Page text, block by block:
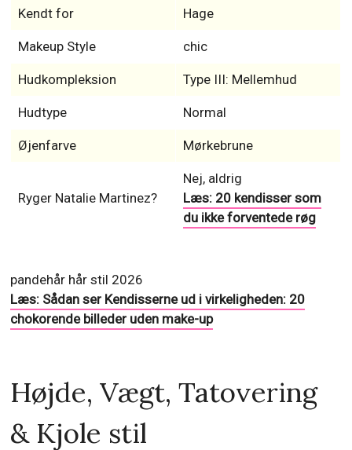
Kendt for Hage
Makeup Style chic
Hudkompleksion Type III: Mellemhud
Hudtype Normal
Øjenfarve Mørkebrune
Ryger Natalie Martinez?
Nej, aldrig
Læs: 20 kendisser som
du ikke forventede røg
pandehår hår stil 2026
Læs: Sådan ser Kendisserne ud i virkeligheden: 20
chokorende billeder uden make-up
Højde, Vægt, Tatovering
& Kjole stil